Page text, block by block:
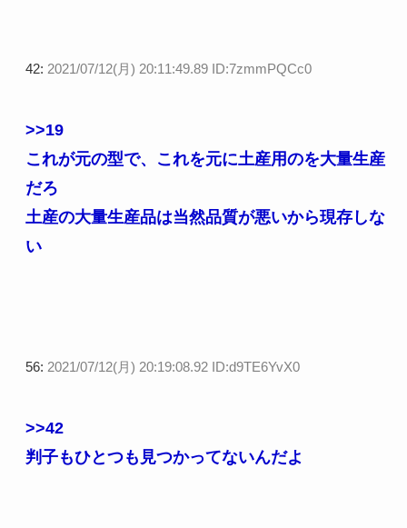
42: 2021/07/12(月) 20:11:49.89 ID:7zmmPQCc0
>>19
これが元の型で、これを元に土産用のを大量生産
だろ
土産の大量生産品は当然品質が悪いから現存しな
い
56: 2021/07/12(月) 20:19:08.92 ID:d9TE6YvX0
>>42
判子もひとつも見つかってないんだよ